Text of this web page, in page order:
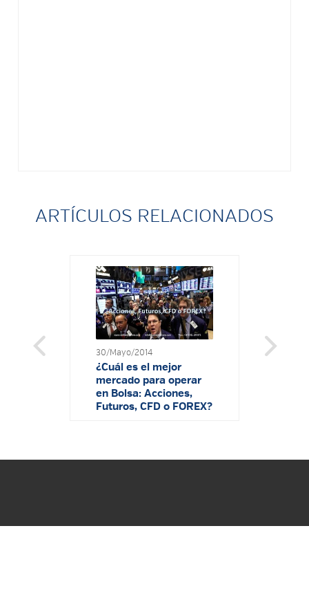
ARTÍCULOS RELACIONADOS
30/Mayo/2014
¿Cuál es el mejor
mercado para operar
en Bolsa: Acciones,
Futuros, CFD o FOREX?